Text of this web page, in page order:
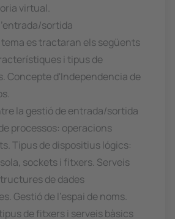
virtual.
sortida
es tractaran els següents
i tipus de
Concepte d'Independencia de
la gestió de entrada/sortida
processos: operacions
Tipus de dispositius lógics:
sockets i fitxers. Serveis
de dades
Gestió de l'espai de noms.
de fitxers i serveis bàsics